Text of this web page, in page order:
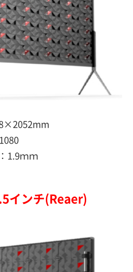
1.9ｍｍ
ンチ(Reaer)